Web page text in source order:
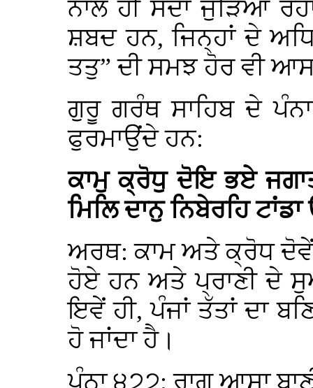
ਨਾਲ ਹੀ ਸਦਾ ਜੁੜਿਆ
ਸ਼ਬਦ ਹਨ, ਜਿਨ੍ਹਾਂ ਦੇ
ਤਤੁ” ਦੀ ਸਮਝ ਹੋਰ ਵੀ
ਗੁਰੂ ਗਰੰਥ ਸਾਹਿਬ ਦੇ
ਫੁਰਮਾਉਂਦੇ ਹਨ:
ਕਾਮੁ ਕ੍ਰੋਧੁ ਦੋਇ ਭਏ
ਮਿਲਿ ਦਾਨੁ ਨਿਬੇਰਹਿ
ਅਰਥ: ਕਾਮ ਅਤੇ ਕ੍ਰੋਧ
ਹੋਏ ਹਨ ਅਤੇ ਪ੍ਰਾਣੀ ਦੇ
ਇਵੇਂ ਹੀ, ਪੰਜਾਂ ਤੱਤਾਂ ਦਾ
ਹੋ ਜਾਂਦਾ ਹੈ।
ਪੰਨਾ ੪੭੭: ਰਾਗੁ ਆਸਾ